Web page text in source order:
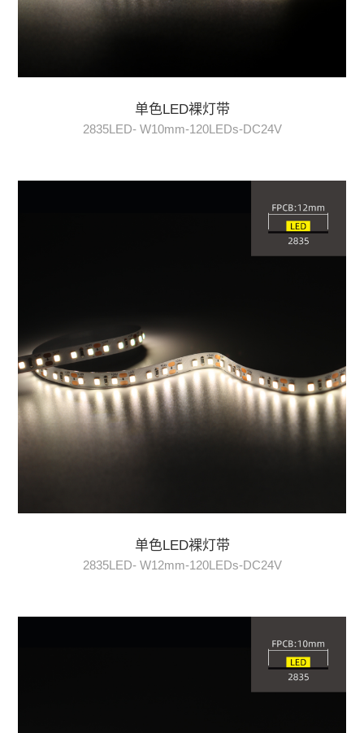
单色LED裸灯带
2835LED- W10mm-120LEDs-DC24V
单色LED裸灯带
2835LED- W12mm-120LEDs-DC24V